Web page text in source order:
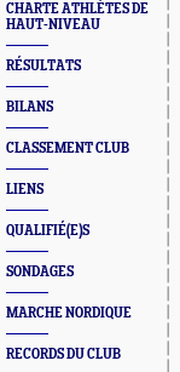
CHARTE ATHLÈTES DE
HAUT-NIVEAU
RÉSULTATS
BILANS
CLASSEMENT CLUB
LIENS
QUALIFIÉ(E)S
SONDAGES
MARCHE NORDIQUE
RECORDS DU CLUB